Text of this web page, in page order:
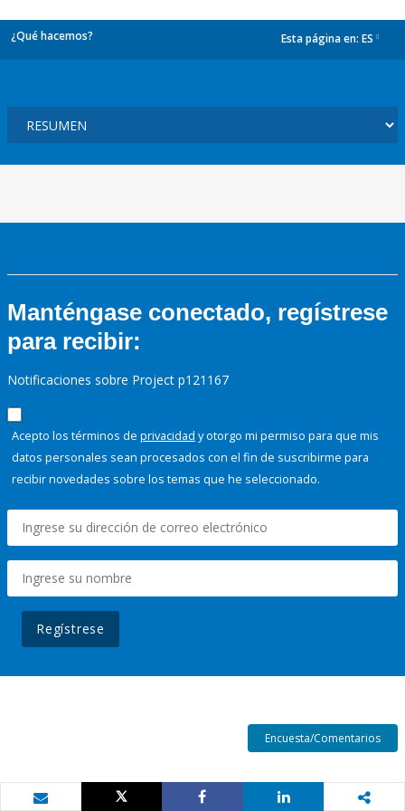
¿Qué hacemos? Esta página en: ES
Manténgase conectado, regístrese
para recibir:
Notificaciones sobre Project p121167
Acepto los términos de privacidad y otorgo mi permiso para que mis
datos personales sean procesados con el fin de suscribirme para
recibir novedades sobre los temas que he seleccionado.
Regístrese
Encuesta/Comentarios